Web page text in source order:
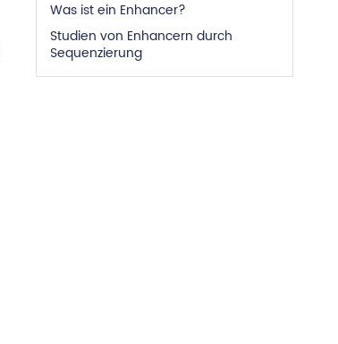
Was ist ein Enhancer?
Studien von Enhancern durch
Sequenzierung